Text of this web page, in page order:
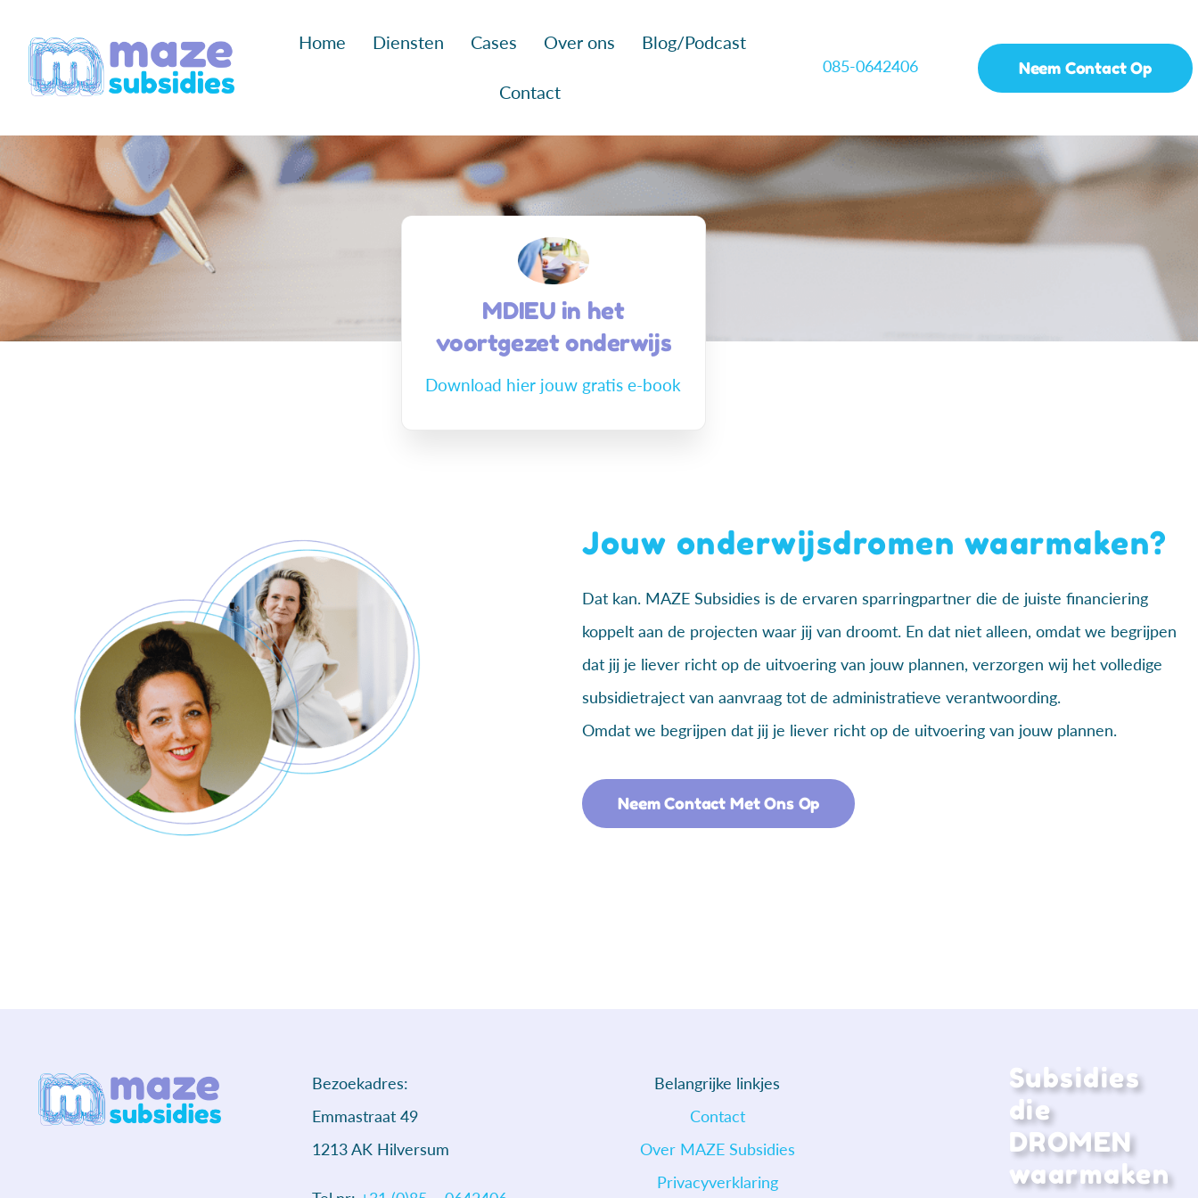
naar
inhoud
Home Diensten Cases Over ons Blog/Podcast
Contact
085-0642406 Neem Contact Op
MDIEU in het
voortgezet onderwijs
Download hier jouw gratis e-book
Jouw onderwijsdromen waarmaken?
Dat kan. MAZE Subsidies is de ervaren sparringpartner die de juiste financiering
koppelt aan de projecten waar jij van droomt. En dat niet alleen, omdat we begrijpen
dat jij je liever richt op de uitvoering van jouw plannen, verzorgen wij het volledige
subsidietraject van aanvraag tot de administratieve verantwoording.
Omdat we begrijpen dat jij je liever richt op de uitvoering van jouw plannen.
Neem Contact Met Ons Op
Bezoekadres:
Emmastraat 49
1213 AK Hilversum
Belangrijke linkjes
Contact
Over MAZE Subsidies
Privacyverklaring
Subsidies
die
DROMEN
waarmaken